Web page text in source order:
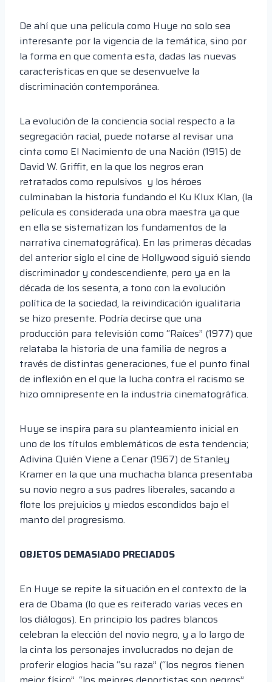
De ahí que una película como Huye no solo sea
interesante por la vigencia de la temática, sino por
la forma en que comenta esta, dadas las nuevas
características en que se desenvuelve la
discriminación contemporánea.
La evolución de la conciencia social respecto a la
segregación racial, puede notarse al revisar una
cinta como El Nacimiento de una Nación (1915) de
David W. Griffit, en la que los negros eran
retratados como repulsivos y los héroes
culminaban la historia fundando el Ku Klux Klan, (la
película es considerada una obra maestra ya que
en ella se sistematizan los fundamentos de la
narrativa cinematográfica). En las primeras décadas
del anterior siglo el cine de Hollywood siguió siendo
discriminador y condescendiente, pero ya en la
década de los sesenta, a tono con la evolución
política de la sociedad, la reivindicación igualitaria
se hizo presente. Podría decirse que una
producción para televisión como “Raíces” (1977) que
relataba la historia de una familia de negros a
través de distintas generaciones, fue el punto final
de inflexión en el que la lucha contra el racismo se
hizo omnipresente en la industria cinematográfica.
Huye se inspira para su planteamiento inicial en
uno de los títulos emblemáticos de esta tendencia;
Adivina Quién Viene a Cenar (1967) de Stanley
Kramer en la que una muchacha blanca presentaba
su novio negro a sus padres liberales, sacando a
flote los prejuicios y miedos escondidos bajo el
manto del progresismo.
OBJETOS DEMASIADO PRECIADOS
En Huye se repite la situación en el contexto de la
era de Obama (lo que es reiterado varias veces en
los diálogos). En principio los padres blancos
celebran la elección del novio negro, y a lo largo de
la cinta los personajes involucrados no dejan de
proferir elogios hacia “su raza” (“los negros tienen